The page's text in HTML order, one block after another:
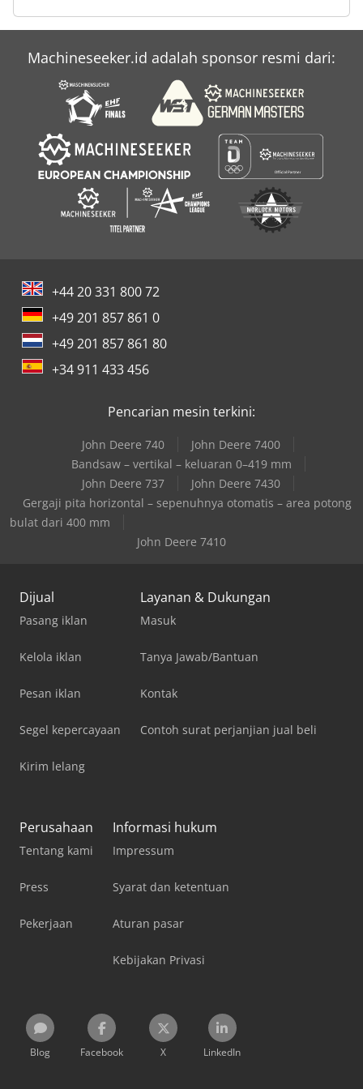
Case Ih Maxxum 5140
Case Ih Mx 135
Case Ih Mx 230
Machineseeker.id adalah sponsor resmi dari:
+44 20 331 800 72
+49 201 857 861 0
+49 201 857 861 80
+34 911 433 456
Pencarian mesin terkini:
John Deere 740
John Deere 7400
Bandsaw – vertikal – keluaran 0–419 mm
John Deere 737
John Deere 7430
Gergaji pita horizontal – sepenuhnya otomatis – area potong
bulat dari 400 mm
John Deere 7410
Dijual
Pasang iklan
Kelola iklan
Pesan iklan
Segel kepercayaan
Kirim lelang
Layanan & Dukungan
Masuk
Tanya Jawab/Bantuan
Kontak
Contoh surat perjanjian jual beli
Perusahaan
Tentang kami
Press
Pekerjaan
Informasi hukum
Impressum
Syarat dan ketentuan
Aturan pasar
Kebijakan Privasi
Blog Facebook X LinkedIn